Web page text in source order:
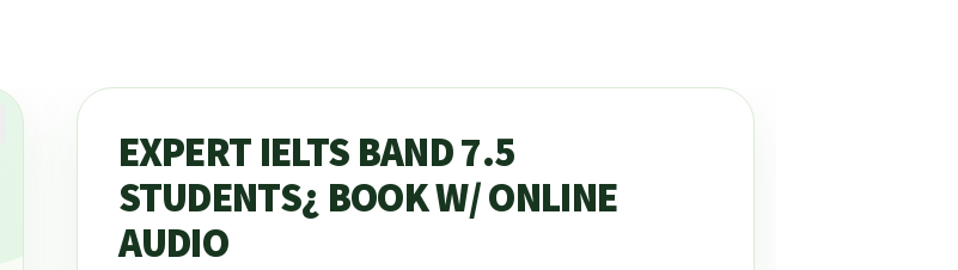
EXPERT IELTS BAND 7.5
STUDENTS¿ BOOK W/ ONLINE
AUDIO